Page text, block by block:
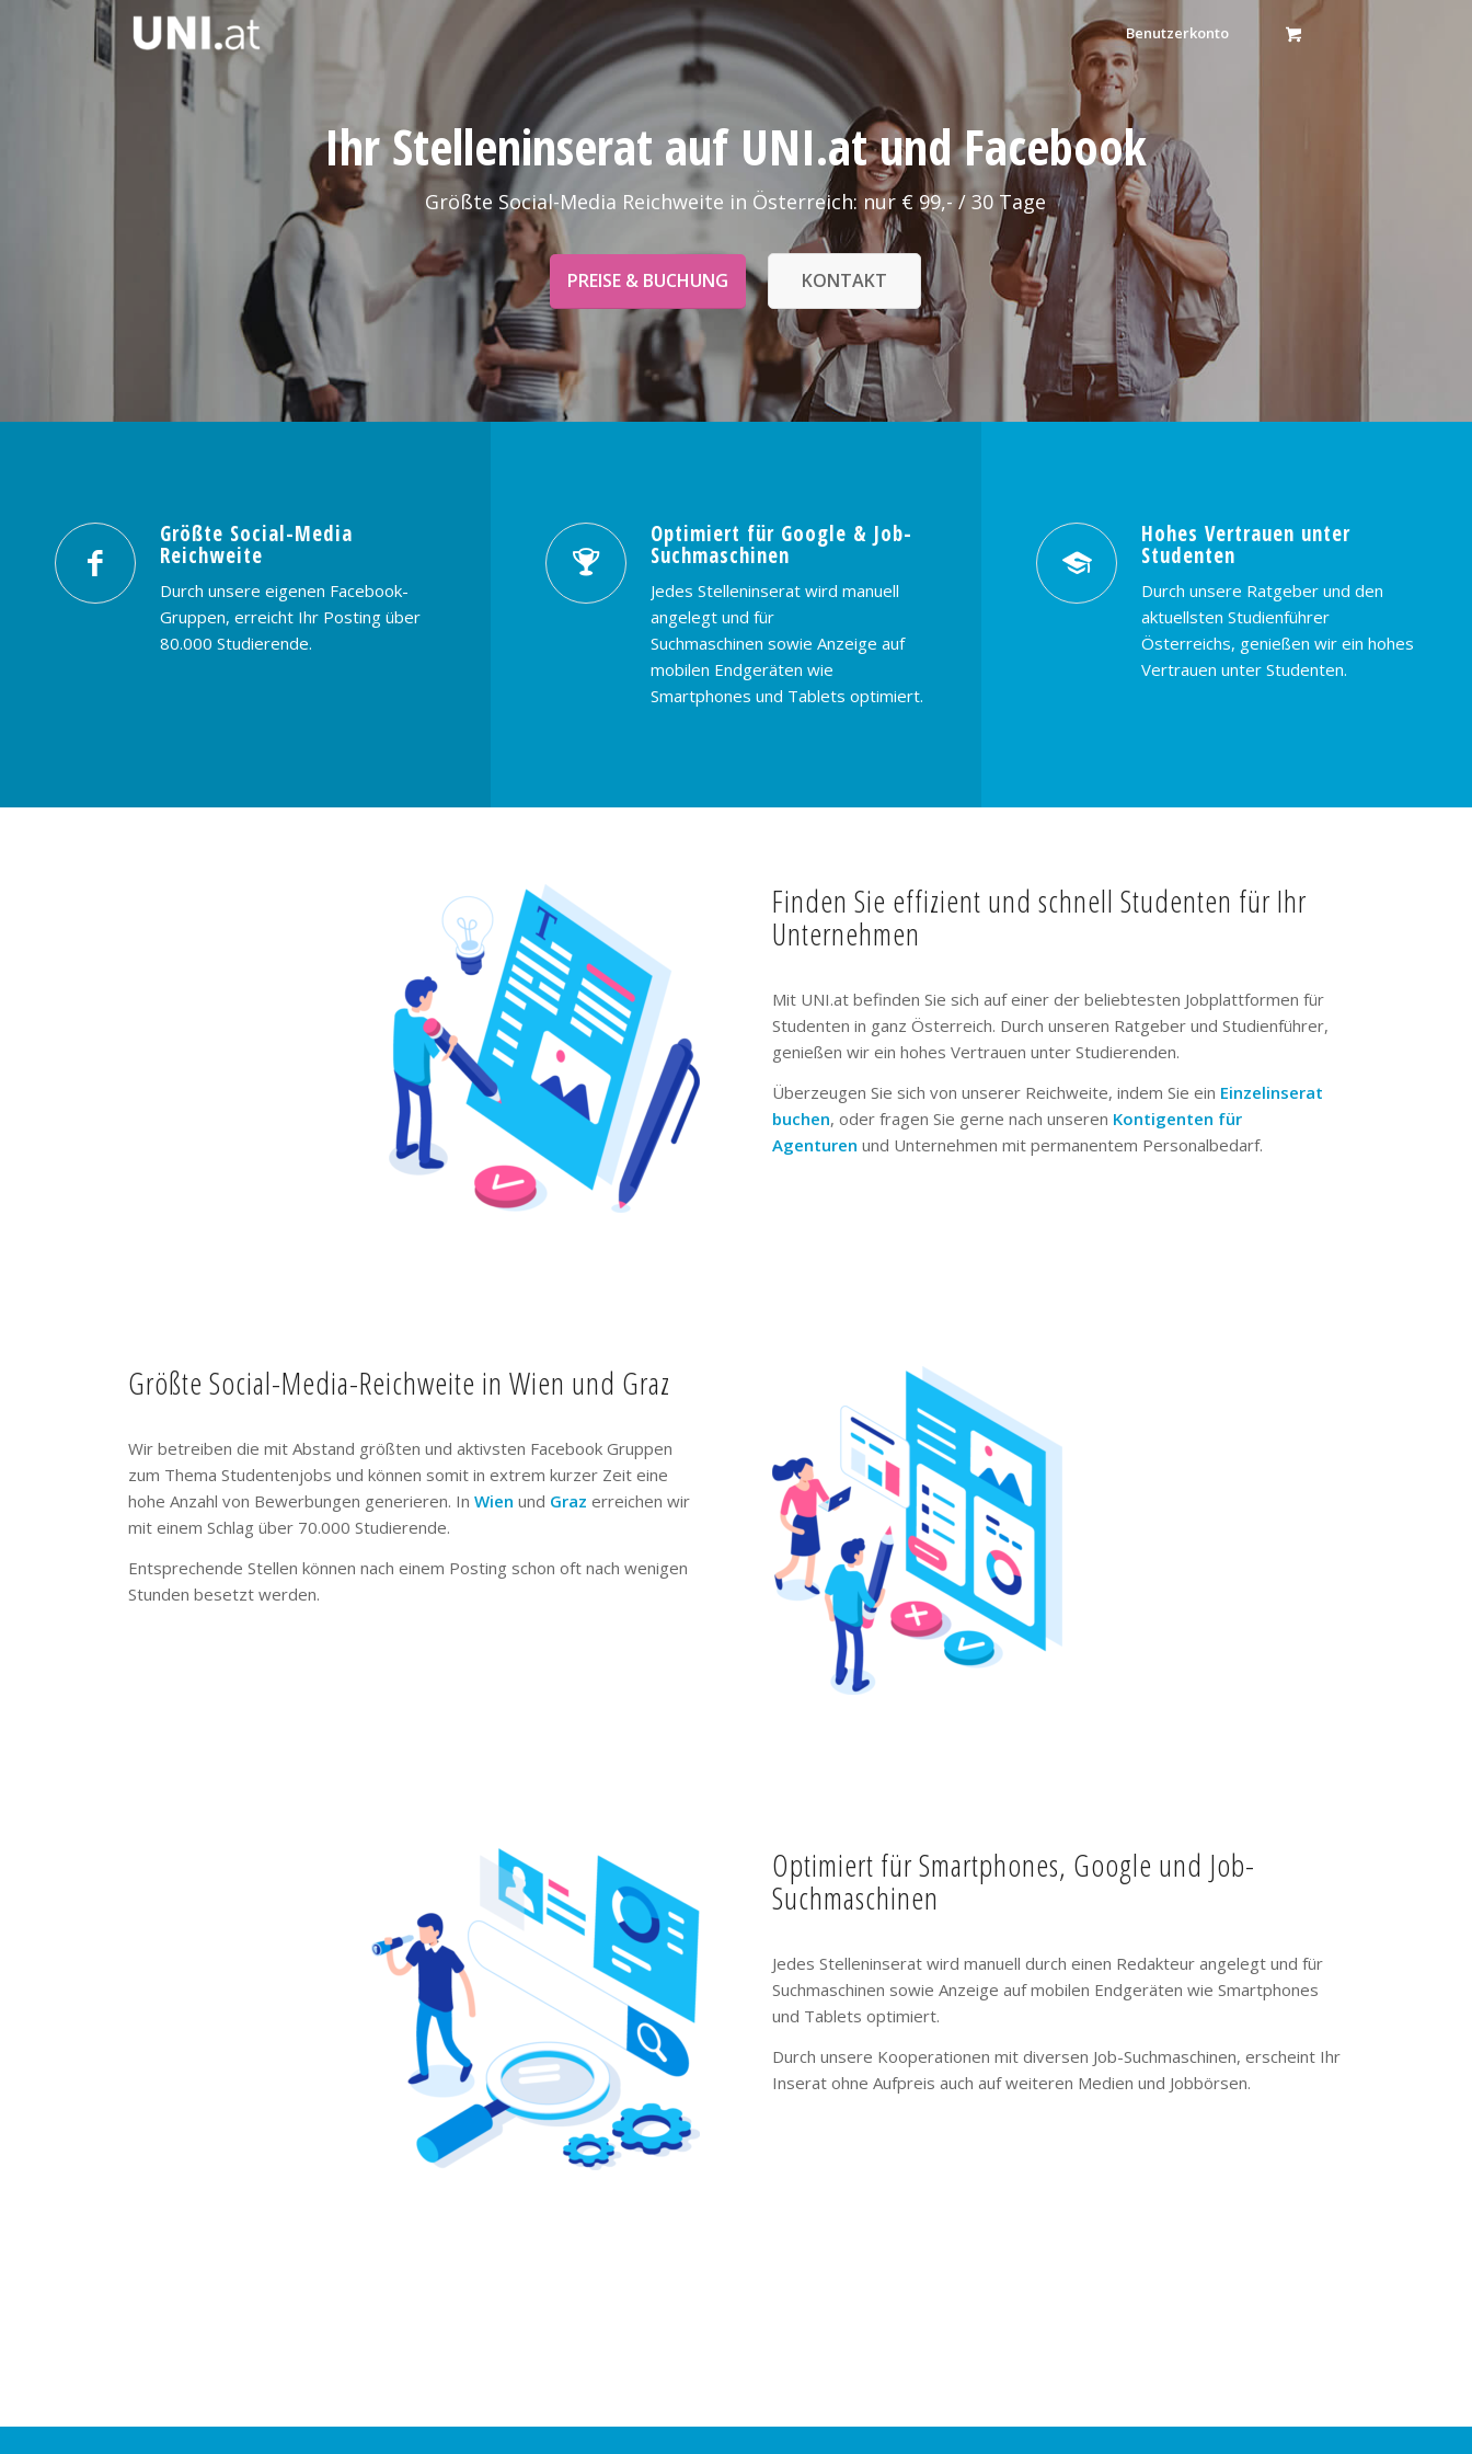
Benutzerkonto
Ihr Stelleninserat auf UNI.at und Facebook
Größte Social-Media Reichweite in Österreich: nur € 99,- / 30 Tage
PREISE & BUCHUNG KONTAKT
Größte Social-Media
Reichweite
Durch unsere eigenen Facebook-
Gruppen, erreicht Ihr Posting über
80.000 Studierende.
Optimiert für Google & Job-
Suchmaschinen
Jedes Stelleninserat wird manuell
angelegt und für
Suchmaschinen sowie Anzeige auf
mobilen Endgeräten wie
Smartphones und Tablets optimiert.
Hohes Vertrauen unter
Studenten
Durch unsere Ratgeber und den
aktuellsten Studienführer
Österreichs, genießen wir ein hohes
Vertrauen unter Studenten.
Finden Sie effizient und schnell Studenten für Ihr
Unternehmen
Mit UNI.at befinden Sie sich auf einer der beliebtesten Jobplattformen für
Studenten in ganz Österreich. Durch unseren Ratgeber und Studienführer,
genießen wir ein hohes Vertrauen unter Studierenden.
Überzeugen Sie sich von unserer Reichweite, indem Sie ein Einzelinserat
buchen, oder fragen Sie gerne nach unseren Kontigenten für
Agenturen und Unternehmen mit permanentem Personalbedarf.
Größte Social-Media-Reichweite in Wien und Graz
Wir betreiben die mit Abstand größten und aktivsten Facebook Gruppen
zum Thema Studentenjobs und können somit in extrem kurzer Zeit eine
hohe Anzahl von Bewerbungen generieren. InWien und Graz erreichen wir
mit einem Schlag über 70.000 Studierende.
Entsprechende Stellen können nach einem Posting schon oft nach wenigen
Stunden besetzt werden.
Optimiert für Smartphones, Google und Job-
Suchmaschinen
Jedes Stelleninserat wird manuell durch einen Redakteur angelegt und für
Suchmaschinen sowie Anzeige auf mobilen Endgeräten wie Smartphones
und Tablets optimiert.
Durch unsere Kooperationen mit diversen Job-Suchmaschinen, erscheint Ihr
Inserat ohne Aufpreis auch auf weiteren Medien und Jobbörsen.